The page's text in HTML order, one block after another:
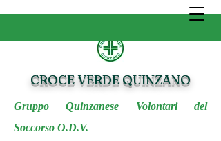
CROCE VERDE QUINZANO
Gruppo Quinzanese Volontari del
Soccorso O.D.V.